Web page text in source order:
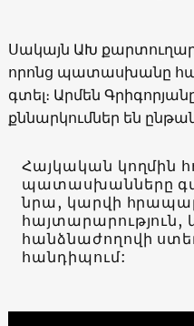
Սակայն ԱԽ
որոնց պատասխանը
գտել։ Արմեն
քննարկումներ են
Հայկական կողմին
պատասխանները
նրա, կարվի
հայտարարություն,
հանձնաժողովի
հանդիպում: